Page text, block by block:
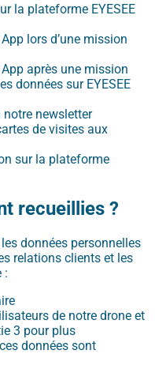
la plateforme EYESEE
lors d’une mission
après une mission
données sur EYESEE
newsletter
de visites aux
sur la plateforme
recueillies ?
données personnelles
relations clients et les
:
de notre drone et
3 pour plus
données sont